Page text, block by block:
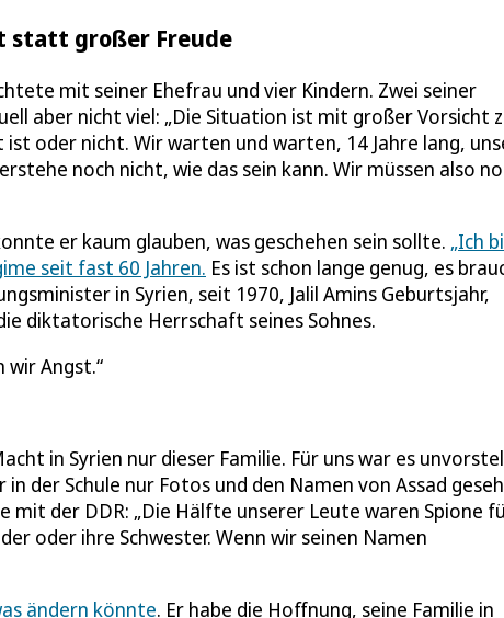
statt großer Freude
mit seiner Ehefrau und vier Kindern. Zwei seiner
aber nicht viel: „Die Situation ist mit großer Vorsicht
oder nicht. Wir warten und warten, 14 Jahre lang,
noch nicht, wie das sein kann. Wir müssen also
er kaum glauben, was geschehen sein sollte. „Ich
seit fast 60 Jahren. Es ist schon lange genug, es
in Syrien, seit 1970, Jalil Amins Geburtsjahr,
diktatorische Herrschaft seines Sohnes.
wir Angst.
in Syrien nur dieser Familie. Für uns war es
der Schule nur Fotos und den Namen von Assad
mit der DDR: „Die Hälfte unserer Leute waren Spione
oder ihre Schwester. Wenn wir seinen Namen
ändern könnte. Er habe die Hoffnung, seine Familie in